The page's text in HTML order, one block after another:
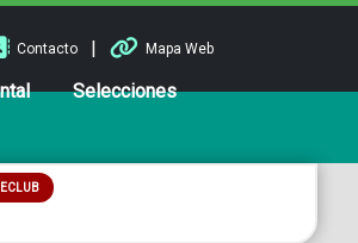
Contacto | Mapa Web
Selecciones